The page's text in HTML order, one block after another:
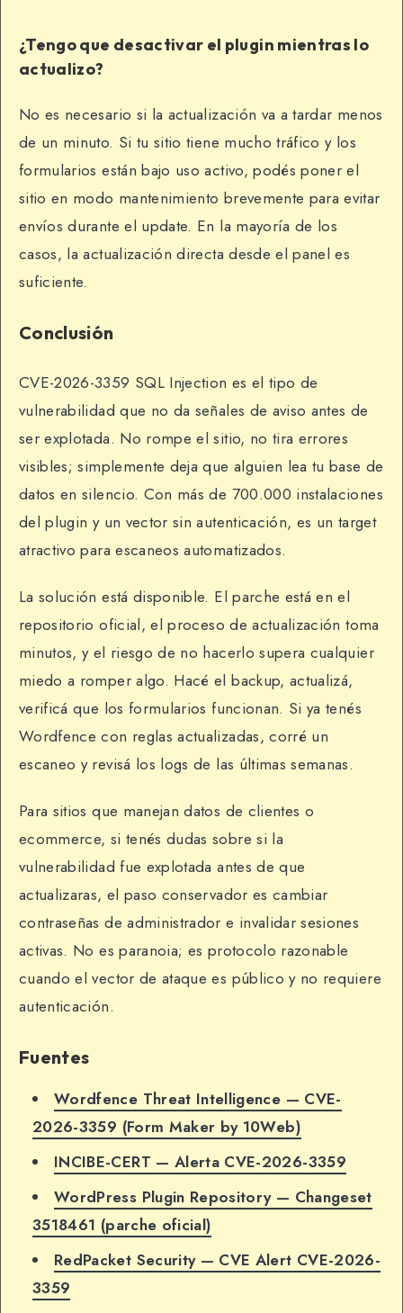
¿Tengo que desactivar el plugin mientras lo
actualizo?
No es necesario si la actualización va a tardar menos
de un minuto. Si tu sitio tiene mucho tráfico y los
formularios están bajo uso activo, podés poner el
sitio en modo mantenimiento brevemente para evitar
envíos durante el update. En la mayoría de los
casos, la actualización directa desde el panel es
suficiente.
Conclusión
CVE-2026-3359 SQL Injection es el tipo de
vulnerabilidad que no da señales de aviso antes de
ser explotada. No rompe el sitio, no tira errores
visibles; simplemente deja que alguien lea tu base de
datos en silencio. Con más de 700.000 instalaciones
del plugin y un vector sin autenticación, es un target
atractivo para escaneos automatizados.
La solución está disponible. El parche está en el
repositorio oficial, el proceso de actualización toma
minutos, y el riesgo de no hacerlo supera cualquier
miedo a romper algo. Hacé el backup, actualizá,
verificá que los formularios funcionan. Si ya tenés
Wordfence con reglas actualizadas, corré un
escaneo y revisá los logs de las últimas semanas.
Para sitios que manejan datos de clientes o
ecommerce, si tenés dudas sobre si la
vulnerabilidad fue explotada antes de que
actualizaras, el paso conservador es cambiar
contraseñas de administrador e invalidar sesiones
activas. No es paranoia; es protocolo razonable
cuando el vector de ataque es público y no requiere
autenticación.
Fuentes
Wordfence Threat Intelligence — CVE-
2026-3359 (Form Maker by 10Web)
INCIBE-CERT — Alerta CVE-2026-3359
WordPress Plugin Repository — Changeset
3518461 (parche oficial)
RedPacket Security — CVE Alert CVE-2026-
3359